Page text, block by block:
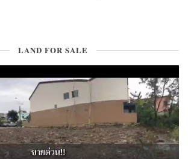
LAND FOR SALE